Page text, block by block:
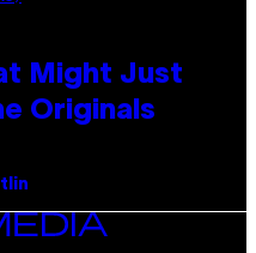
Might Just
Originals